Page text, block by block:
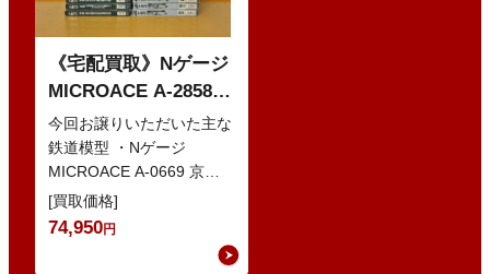
《宅配買取》Nゲージ
MICROACE A-2858
京阪8000系 新塗装 な
どの鉄道模型
今回お譲りいただいた主な
鉄道模型 ・Nゲージ
MICROACE A-0669 京阪
8030系 ・Nゲージ
GREENMAX 組立キ…
[買取価格]
74,950円